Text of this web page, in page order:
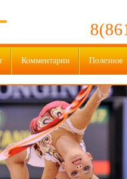
Комментарии Полезное